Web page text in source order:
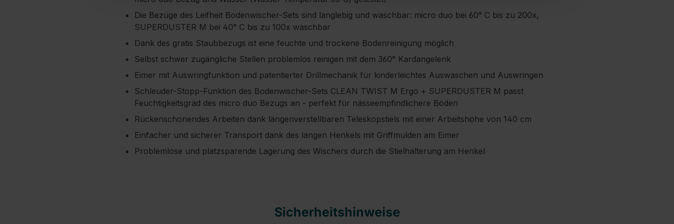
Die Bezüge des Leifheit Bodenwischer-Sets sind langlebig und waschbar: micro duo bei 60° C bis zu 200x,
SUPERDUSTER M bei 40° C bis zu 100x waschbar
Dank des gratis Staubbezugs ist eine feuchte und trockene Bodenreinigung möglich
Selbst schwer zugängliche Stellen problemlos reinigen mit dem 360° Kardangelenk
Eimer mit Auswringfunktion und patentierter Drillmechanik für kinderleichtes Auswaschen und Auswringen
Schleuder-Stopp-Funktion des Bodenwischer-Sets CLEAN TWIST M Ergo + SUPERDUSTER M passt
Feuchtigkeitsgrad des micro duo Bezugs an - perfekt für nässeempfindlichere Böden
Rückenschonendes Arbeiten dank längenverstellbaren Teleskopstiels mit einer Arbeitshöhe von 140 cm
Einfacher und sicherer Transport dank des langen Henkels mit Griffmulden am Eimer
Problemlose und platzsparende Lagerung des Wischers durch die Stielhalterung am Henkel
Sicherheitshinweise